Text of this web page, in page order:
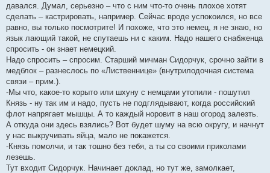
давался. Думал, серьезно – что с ним что-то очень плохое хотят
сделать – кастрировать, например. Сейчас вроде успокоился, но все
равно, вы только посмотрите! И похоже, что это немец, я не знаю, но
язык лающий такой, не спутаешь ни с каким. Надо нашего снабженца
спросить - он знает немецкий.
Надо спросить – спросим. Старший мичман Сидорчук, срочно зайти в
медблок – разнеслось по «Лиственнице» (внутрилодочная система
связи – прим.).
-Мы что, какое-то корыто или шхуну с немцами утопили - пошутил
Князь - ну так им и надо, пусть не подглядывают, когда российский
флот напрягает мышцы. А то каждый норовит в наш огород залезть.
А откуда они здесь взялись? Вот будет шуму на всю округу, и начнут
у нас выкручивать яйца, мало не покажется.
-Князь помолчи, и так тошно без тебя, а ты со своими приколами
лезешь.
Тут входит Сидорчук. Начинает доклад, но тут же, замолкает,